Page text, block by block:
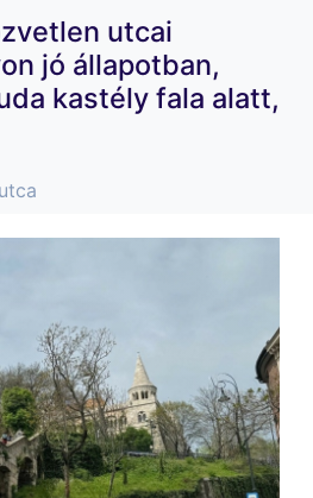
utcai
jó állapotban,
kastély fala alatt,